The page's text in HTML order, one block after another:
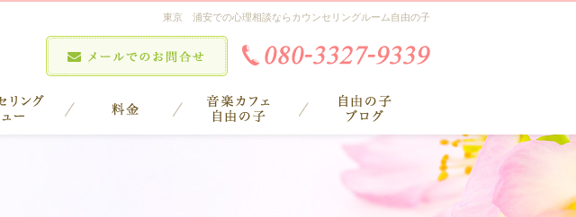
東京 浦安での心理相談ならカウンセリングルーム自由の子